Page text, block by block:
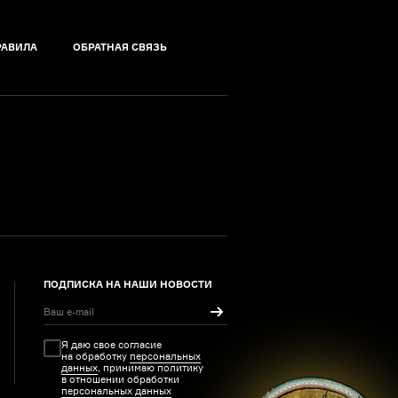
ОБРАТНАЯ СВЯЗЬ
ПОДПИСКА НА НАШИ НОВОСТИ
Я даю свое согласие
на обработку персональных
данных, принимаю политику
в отношении обработки
персональных данных